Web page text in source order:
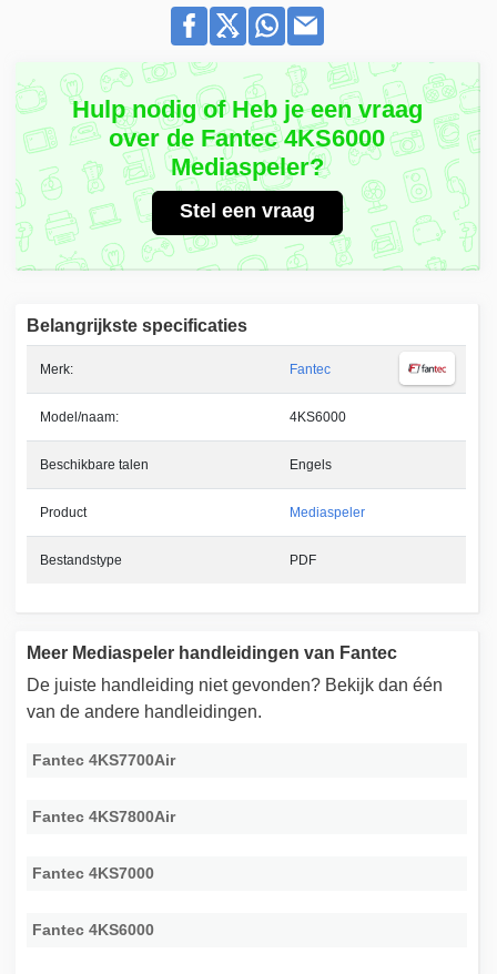
Hulp nodig of Heb je een vraag
over de Fantec 4KS6000
Mediaspeler?
Stel een vraag
Belangrijkste specificaties
Merk: Fantec
Model/naam: 4KS6000
Beschikbare talen Engels
Product Mediaspeler
Bestandstype PDF
Meer Mediaspeler handleidingen van Fantec
De juiste handleiding niet gevonden? Bekijk dan één
van de andere handleidingen.
Fantec 4KS7700Air
Fantec 4KS7800Air
Fantec 4KS7000
Fantec 4KS6000